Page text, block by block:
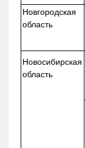
Новгородская
область
Новосибирская
область